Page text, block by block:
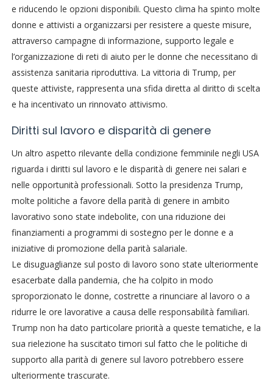
e riducendo le opzioni disponibili. Questo clima ha spinto molte
donne e attivisti a organizzarsi per resistere a queste misure,
attraverso campagne di informazione, supporto legale e
l’organizzazione di reti di aiuto per le donne che necessitano di
assistenza sanitaria riproduttiva. La vittoria di Trump, per
queste attiviste, rappresenta una sfida diretta al diritto di scelta
e ha incentivato un rinnovato attivismo.
Diritti sul lavoro e disparità di genere
Un altro aspetto rilevante della condizione femminile negli USA
riguarda i diritti sul lavoro e le disparità di genere nei salari e
nelle opportunità professionali. Sotto la presidenza Trump,
molte politiche a favore della parità di genere in ambito
lavorativo sono state indebolite, con una riduzione dei
finanziamenti a programmi di sostegno per le donne e a
iniziative di promozione della parità salariale.
Le disuguaglianze sul posto di lavoro sono state ulteriormente
esacerbate dalla pandemia, che ha colpito in modo
sproporzionato le donne, costrette a rinunciare al lavoro o a
ridurre le ore lavorative a causa delle responsabilità familiari.
Trump non ha dato particolare priorità a queste tematiche, e la
sua rielezione ha suscitato timori sul fatto che le politiche di
supporto alla parità di genere sul lavoro potrebbero essere
ulteriormente trascurate.